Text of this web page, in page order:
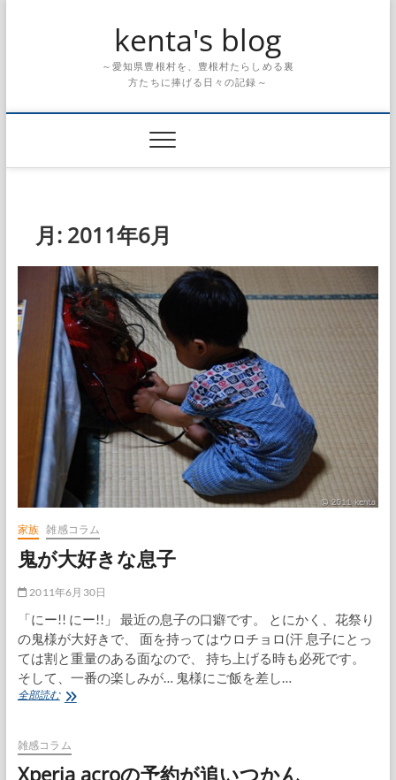
kenta's blog
～愛知県豊根村を、豊根村たらしめる裏
方たちに捧げる日々の記録～
月: 2011年6月
家族 雑感コラム
鬼が大好きな息子
2011年6月30日
「にー!! にー!!」 最近の息子の口癖です。 とにかく、花祭り
の鬼様が大好きで、 面を持ってはウロチョロ(汗 息子にとっ
ては割と重量のある面なので、 持ち上げる時も必死です。
そして、一番の楽しみが… 鬼様にご飯を差し…
全部読む鬼
好
き
な
雑感コラム
Xperia acroの予約が追いつかん